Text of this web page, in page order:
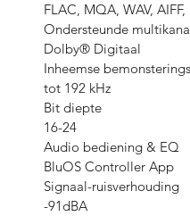
FLAC, MQA, WAV, AIFF,
Ondersteunde
Dolby® Digitaal
Inheemse
tot 192 kHz
Bit diepte
16-24
Audio bediening & EQ
BluOS Controller App
Signaal-ruisverhouding
-91dBA